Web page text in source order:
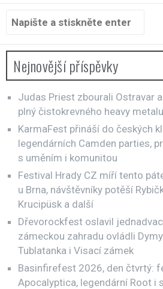
Hledat:
Nejnovější příspěvky
Judas Priest zbourali Ostravar
plný čistokrevného heavy metalu
KarmaFest přináší do českých
legendárních Camden parties,
s uměním i komunitou
Festival Hrady CZ míří tento
u Brna, návštěvníky potěší
Krucipüsk a další
Dřevorockfest oslavil
zámeckou zahradu ovládli
Tublatanka i Visací zámek
Basinfirefest 2026, den čtvrtý:
Apocalyptica, legendární Root i